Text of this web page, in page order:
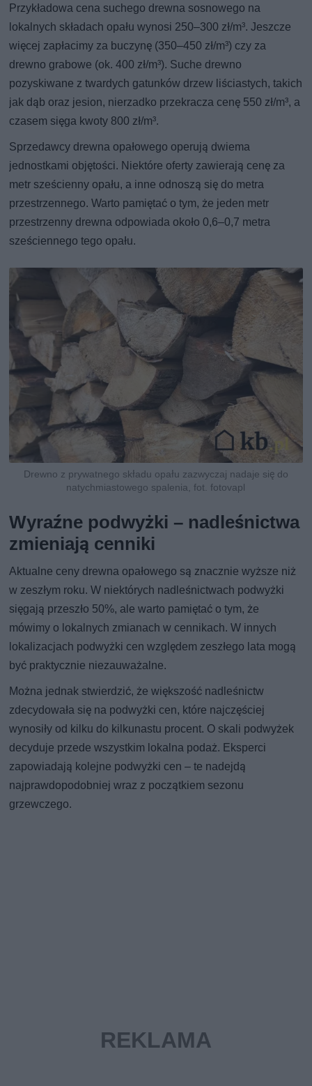
Przykładowa cena suchego drewna sosnowego na
lokalnych składach opału wynosi 250–300 zł/m³. Jeszcze
więcej zapłacimy za buczynę (350–450 zł/m³) czy za
drewno grabowe (ok. 400 zł/m³). Suche drewno
pozyskiwane z twardych gatunków drzew liściastych, takich
jak dąb oraz jesion, nierzadko przekracza cenę 550 zł/m³, a
czasem sięga kwoty 800 zł/m³.
Sprzedawcy drewna opałowego operują dwiema
jednostkami objętości. Niektóre oferty zawierają cenę za
metr sześcienny opału, a inne odnoszą się do metra
przestrzennego. Warto pamiętać o tym, że jeden metr
przestrzenny drewna odpowiada około 0,6–0,7 metra
sześciennego tego opału.
Drewno z prywatnego składu opału zazwyczaj nadaje się do
natychmiastowego spalenia, fot. fotovapl
Wyraźne podwyżki – nadleśnictwa
zmieniają cenniki
Aktualne ceny drewna opałowego są znacznie wyższe niż
w zeszłym roku. W niektórych nadleśnictwach podwyżki
sięgają przeszło 50%, ale warto pamiętać o tym, że
mówimy o lokalnych zmianach w cennikach. W innych
lokalizacjach podwyżki cen względem zeszłego lata mogą
być praktycznie niezauważalne.
Można jednak stwierdzić, że większość nadleśnictw
zdecydowała się na podwyżki cen, które najczęściej
wynosiły od kilku do kilkunastu procent. O skali podwyżek
decyduje przede wszystkim lokalna podaż. Eksperci
zapowiadają kolejne podwyżki cen – te nadejdą
najprawdopodobniej wraz z początkiem sezonu
grzewczego.